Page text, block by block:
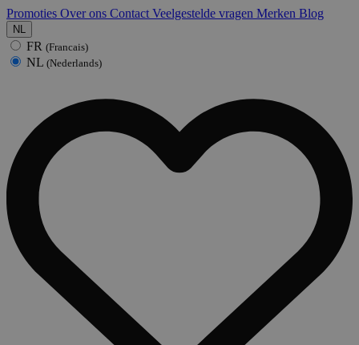
Promoties Over ons Contact Veelgestelde vragen Merken Blog
NL
FR (Francais)
NL (Nederlands)